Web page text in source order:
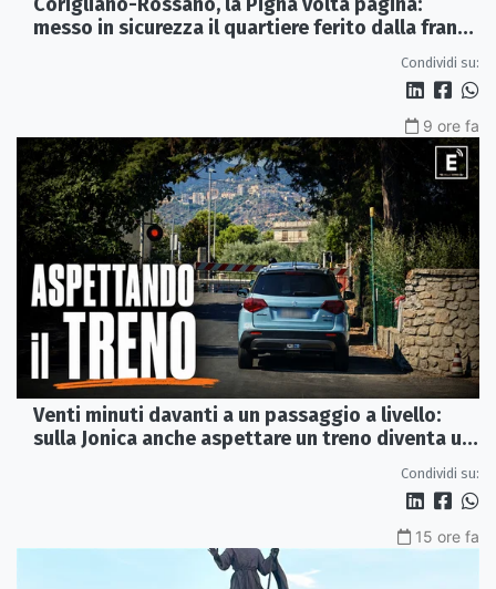
messo in sicurezza il quartiere ferito dalla frana
Condividi su:
9 ore fa
Venti minuti davanti a un passaggio a livello:
sulla Jonica anche aspettare un treno diventa un
Condividi su:
15 ore fa